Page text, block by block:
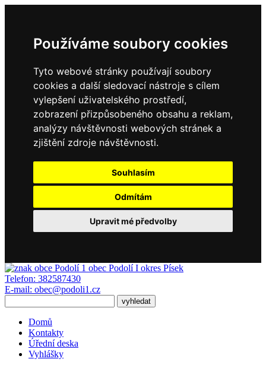
Používáme soubory cookies
Tyto webové stránky používají soubory
cookies a další sledovací nástroje s cílem
vylepšení uživatelského prostředí,
zobrazení přizpůsobeného obsahu a reklam,
analýzy návštěvnosti webových stránek a
zjištění zdroje návštěvnosti.
Souhlasím
Odmítám
Upravit mé předvolby
obec Podolí I okres Písek
Telefon: 382587430
E-mail: obec@podoli1.cz
Domů
Kontakty
Úřední deska
Vyhlášky